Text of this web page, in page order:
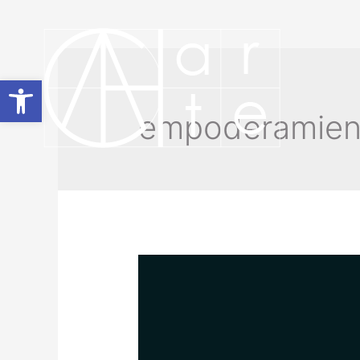
Abrir barra de herramientas